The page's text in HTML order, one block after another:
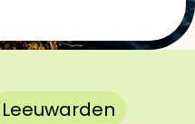
Leeuwarden